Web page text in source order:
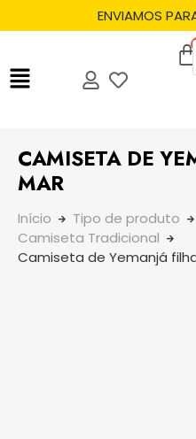
ENVIAMOS
CAMISETA DE
MAR
Início Tipo de produto
Camiseta Tradicional
Camiseta de Yemanjá